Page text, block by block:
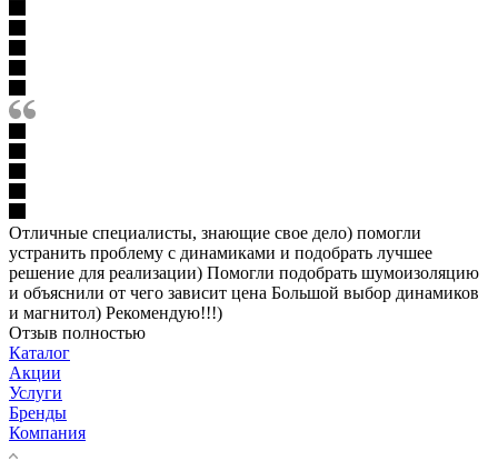
Отличные специалисты, знающие свое дело) помогли
устранить проблему с динамиками и подобрать лучшее
решение для реализации) Помогли подобрать шумоизоляцию
и объяснили от чего зависит цена Большой выбор динамиков
и магнитол) Рекомендую!!!)
Отзыв полностью
Каталог
Акции
Услуги
Бренды
Компания